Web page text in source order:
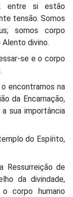
entre si estão
tensão. Somos
somos corpo
Alento divino.
se e o corpo
encontramos na
da Encarnação,
sua importância
do Espírito,
Ressurreição de
da divindade,
corpo humano